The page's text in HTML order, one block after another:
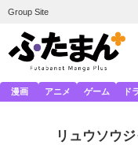
Group Site
漫画 アニメ ゲーム ド
リュウソウ